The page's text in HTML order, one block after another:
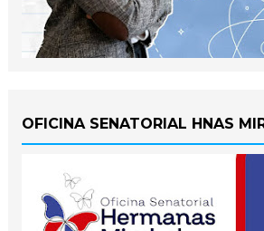
OFICINA SENATORIAL HNAS